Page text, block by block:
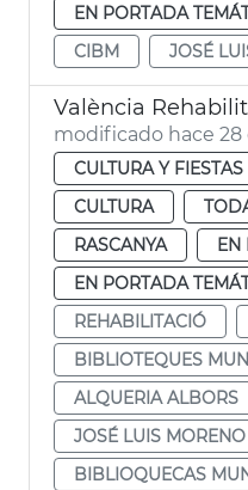
EN PORTADA
CIBM
JOSÉ
València
modificado hace 28
CULTURA Y
CULTURA
RASCANYA
EN
EN PORTADA
REHABILITACIÓ
BIBLIOTEQUES
ALQUERIA ALBORS
JOSÉ LUIS MORENO
BIBLIOQUECAS